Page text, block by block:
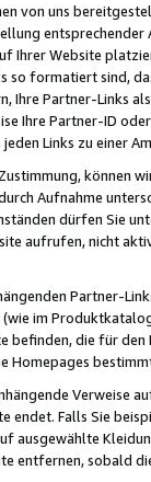
von uns
Ihrer Website
so formatiert sind,
Ihre Partner-Links
Ihre Partner-ID
Links zu einer
können
Aufnahme
dürfen Sie
aufrufen, nicht
Partner-
im
befinden, die für
Homepages
Falls Sie
ausgewählte
entfernen, sobald